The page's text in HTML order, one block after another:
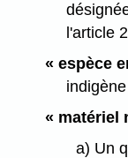
l'article
« espèce
« matériel
a) Un